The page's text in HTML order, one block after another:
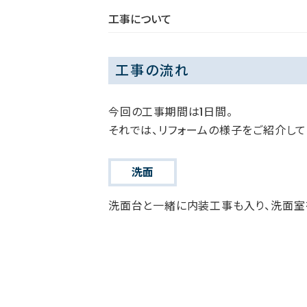
工事について
工事の流れ
今回の工事期間は1日間。
それでは、リフォームの様子をご紹介して
洗面
洗面台と一緒に内装工事も入り、洗面室